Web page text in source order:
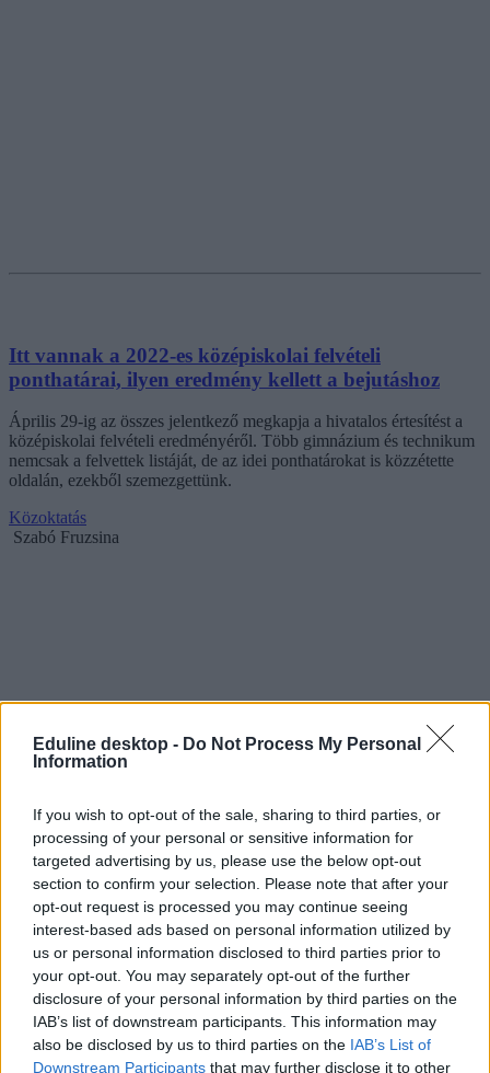
Eduline desktop - Do Not Process My Personal
Information
If you wish to opt-out of the sale, sharing to third parties, or
processing of your personal or sensitive information for
targeted advertising by us, please use the below opt-out
section to confirm your selection. Please note that after your
opt-out request is processed you may continue seeing
interest-based ads based on personal information utilized by
us or personal information disclosed to third parties prior to
your opt-out. You may separately opt-out of the further
disclosure of your personal information by third parties on the
IAB’s list of downstream participants. This information may
also be disclosed by us to third parties on the IAB’s List of
Downstream Participants that may further disclose it to other
Itt vannak a 2022-es középiskolai felvételi
ponthatárai, ilyen eredmény kellett a bejutáshoz
Április 29-ig az összes jelentkező megkapja a hivatalos értesítést a
középiskolai felvételi eredményéről. Több gimnázium és technikum
nemcsak a felvettek listáját, de az idei ponthatárokat is közzétette
oldalán, ezekből szemezgettünk.
Közoktatás
Szabó Fruzsina
Sorra osztják meg az iskolák, mennyi szabad helyük
maradt a középiskolai felvételin
Nem csak technikumok vagy szakképző iskolák, hanem